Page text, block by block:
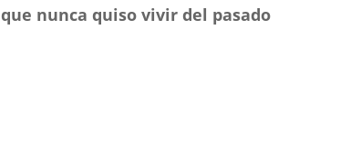
que nunca quiso vivir del pasado